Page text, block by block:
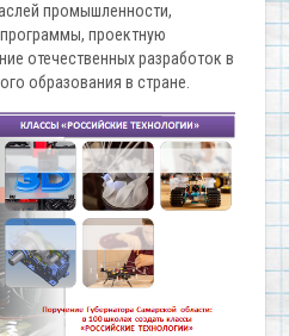
промышленности,
проектную
отечественных разработок в
образования в стране.